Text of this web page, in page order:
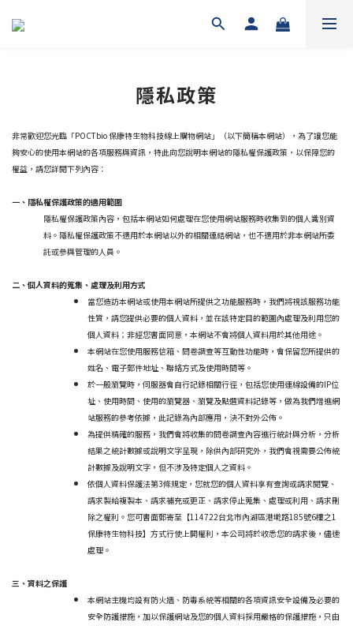
隱私政策
非常歡迎您光臨「POCTbio 保康特生物科技線上購物網站」（以下簡稱本網站），為了讓您能
夠安心的使用本網站的各項服務與資訊，特此向您說明本網站的隱私權保護政策，以保障您的
權益，請您詳閱下列內容：
一、隱私權保護政策的適用範圍
隱私權保護政策內容，包括本網站如何處理在您使用網站服務時收集到的個人識別資
料。隱私權保護政策不適用於本網站以外的相關連結網站，也不適用於非本網站所委
託或參與管理的人員。
二、個人資料的蒐集、處理及利用方式
當您造訪本網站或使用本網站所提供之功能服務時，我們將視該服務功能
性質，請您提供必要的個人資料，並在該特定目的範圍內處理及利用您的
個人資料；非經您書面同意，本網站不會將個人資料用於其他用途。
本網站在您使用服務信箱、問卷調查等互動性功能時，會保留您所提供的
姓名、電子郵件地址、聯絡方式及使用時間等。
於一般瀏覽時，伺服器會自行記錄相關行徑，包括您使用連線設備的IP位
址、使用時間、使用的瀏覽器、瀏覽及點選資料記錄等，做為我們增進網
站服務的參考依據，此記錄為內部應用，決不對外公佈。
為提供精確的服務，我們會將收集的問卷調查內容進行統計與分析，分析
結果之統計數據或說明文字呈現，除供內部研究外，我們會視需要公佈統
計數據及說明文字，但不涉及特定個人之資料。
依個人資料保護法第3條規定，您就您的個人資料享有查詢或請求閱覽、
請求製給複製本、請求補充或更正、請求停止蒐集、處理或利用、請求刪
除之權利。您可書面郵寄至【114722台北市內湖區港墘路185號6樓之1
保康特生物科技】方式行使上開權利，本公司將於收悉您的請求後，儘速
處理。
三、資料之保護
本網站主機均設有防火牆、防毒系統等相關的各項資訊安全設備及必要的
安全防護措施，加以保護網站及您的個人資料採用嚴格的保護措施，只由